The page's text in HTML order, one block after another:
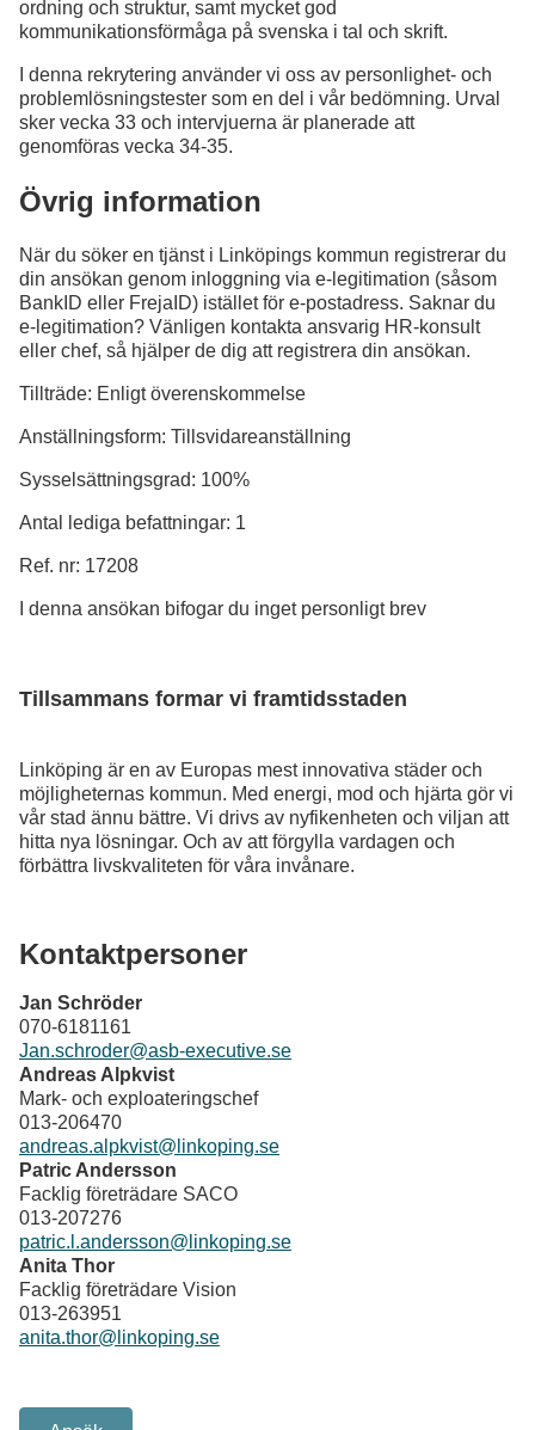
ordning och struktur, samt mycket god
kommunikationsförmåga på svenska i tal och skrift.
I denna rekrytering använder vi oss av personlighet- och
problemlösningstester som en del i vår bedömning. Urval
sker vecka 33 och intervjuerna är planerade att
genomföras vecka 34-35.
Övrig information
När du söker en tjänst i Linköpings kommun registrerar du
din ansökan genom inloggning via e-legitimation (såsom
BankID eller FrejaID) istället för e-postadress. Saknar du
e-legitimation? Vänligen kontakta ansvarig HR-konsult
eller chef, så hjälper de dig att registrera din ansökan.
Tillträde: Enligt överenskommelse
Anställningsform: Tillsvidareanställning
Sysselsättningsgrad: 100%
Antal lediga befattningar: 1
Ref. nr: 17208
I denna ansökan bifogar du inget personligt brev
Tillsammans formar vi framtidsstaden
Linköping är en av Europas mest innovativa städer och
möjligheternas kommun. Med energi, mod och hjärta gör vi
vår stad ännu bättre. Vi drivs av nyfikenheten och viljan att
hitta nya lösningar. Och av att förgylla vardagen och
förbättra livskvaliteten för våra invånare.
Kontaktpersoner
Jan Schröder
070-6181161
Jan.schroder@asb-executive.se
Andreas Alpkvist
Mark- och exploateringschef
013-206470
andreas.alpkvist@linkoping.se
Patric Andersson
Facklig företrädare SACO
013-207276
patric.l.andersson@linkoping.se
Anita Thor
Facklig företrädare Vision
013-263951
anita.thor@linkoping.se